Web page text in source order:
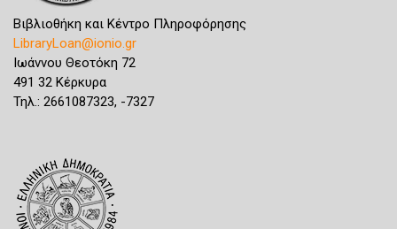
Βιβλιοθήκη και Κέντρο Πληροφόρησης
LibraryLoan@ionio.gr
Ιωάννου Θεοτόκη 72
491 32 Κέρκυρα
Τηλ.: 2661087323, -7327